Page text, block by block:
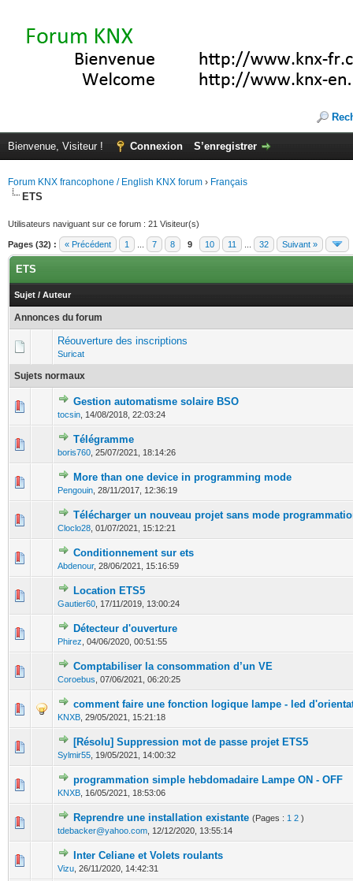
Bienvenue, Visiteur ! Connexion S’enregistrer
Forum KNX francophone / English KNX forum › Français
ETS
Utilisateurs naviguant sur ce forum : 21 Visiteur(s)
Pages (32) : « Précédent 1 7 8 9 10 11 32 Suivant »
ETS
Sujet / Auteur
Annonces du forum
Réouverture des inscriptions
Suricat
Sujets normaux
Gestion automatisme solaire BSO
tocsin 14/08/2018, 22:03:24
0 Votes - 0 sur 5 en moyenne
1234 5
Télégramme
boris760 25/07/2021, 18:14:26
0 Votes - 0 sur 5 en moyenne
More than one device in programming mode
Pengouin 28/11/2017, 12:36:19
0 Votes - 0 sur 5 en moyenne
12345
Télécharger un nouveau projet sans mode
Cloclo28 01/07/2021, 15:12:21
0 Votes - 0 sur 5 en moyenne
12345
Conditionnement sur ets
Abdenour, 28/06/2021, 15:16:59
0 Votes - 0 sur 5 en moyenne
1 234 5
Location ETS5
Gautier60 17/11/2019, 13:00:24
0 Votes - 0 sur 5 en moyenne
Détecteur d'ouverture
Phirez 04/06/2020, 00:51:55
0 Votes - 0 sur 5 en moyenne
1 234
Comptabiliser la consommation d’un VE
Coroebus 07/06/2021, 06:20:25
0 Votes - 0 sur 5 en moyenne
12345
comment faire une fonction logique lampe - led
KNXB 29/05/2021, 15:21:18
0 Votes - 0 sur 5 en moyenne
12 345
[Résolu] Suppression mot de passe projet ETS5
Sylmir55 19/05/2021, 14:00:32
0 Votes - 0 sur 5 en moyenne
12345
programmation simple hebdomadaire Lampe ON - OFF
KNXB 16/05/2021, 18:53:06
0 Votes - 0 sur 5 en moyenne
12345
Reprendre une installation existante (Pages : 1 2 )
tdebacker@yahoo.com 12/12/2020, 13:55:14
0 Votes - 0 sur 5 en moyenne
12345
Inter Celiane et Volets roulants
Vizu 26/11/2020, 14:42:31
0 Votes - 0 sur 5 en moyenne
12345